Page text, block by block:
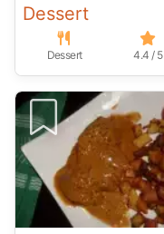
Dessert
Dessert 4.4 / 5